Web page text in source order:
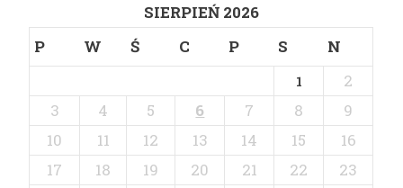
SIERPIEŃ 2026
P
W Ś C P S N
1
2
3
4 5 6 7 8
9
10
11 12 13 14 15
16
17
18 19 20 21 22
23